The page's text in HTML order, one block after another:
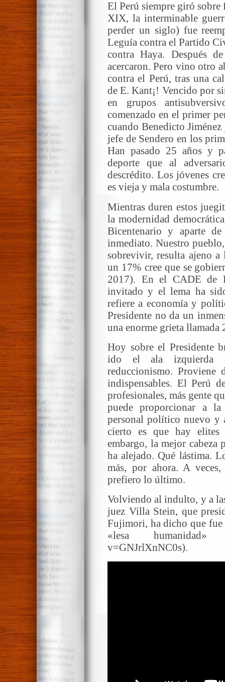
El Perú siempre giró
XIX, la interminable
perder un siglo) fue
Leguía contra el Partido
contra Haya. Después
acercaron. Pero vino otro
contra el Perú, tras una
de E. Kant¡! Vencido por
en grupos
comenzado en el primer
cuando Benedicto
jefe de Sendero en los
Han pasado 25 años y
deporte que al
descrédito. Los jóvenes
es vieja y mala costumbre.
Mientras duren estos
la modernidad
Bicentenario y aparte
inmediato. Nuestro
sobrevivir, resulta ajeno
un 17% cree que se
2017). En el CADE de
invitado y el lema ha
refiere a economía y
Presidente no da un
una enorme grieta llamada
Hoy sobre el Presidente
ido el ala izquierda
reduccionismo. Proviene
indispensables. El Perú
profesionales, más gente
puede proporcionar a la
personal político nuevo y
cierto es que hay elites
embargo, la mejor cabeza
ha alejado. Qué lástima.
más, por ahora. A
prefiero lo último.
Volviendo al indulto, y a
juez Villa Stein, que
Fujimori, ha dicho que fue
«lesa humanidad»
v=GNJrlXnNC0s).